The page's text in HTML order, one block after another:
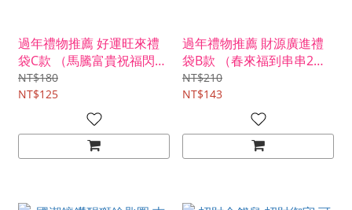
過年禮物推薦 好運旺來禮
袋C款 （馬騰富貴祝福閃金
盒金莎3入+旺字木質春聯
磁鐵） -附袋子緞帶需diy組
NT$180
NT$125
過年禮物推薦 財源廣進禮
袋B款 （春來福到串串2入
金幣巧克力+招財金條杯
墊） -附袋子緞帶需diy組裝
NT$210
NT$143